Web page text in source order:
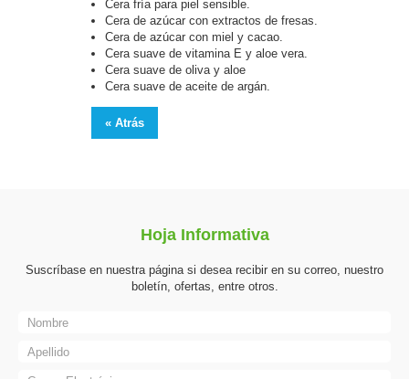
Cera fría para piel sensible.
Cera de azúcar con extractos de fresas.
Cera de azúcar con miel y cacao.
Cera suave de vitamina E y aloe vera.
Cera suave de oliva y aloe
Cera suave de aceite de argán.
« Atrás
Hoja Informativa
Suscríbase en nuestra página si desea recibir en su correo, nuestro
boletín, ofertas, entre otros.